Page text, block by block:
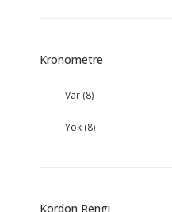
Kronometre
Var (8)
Yok (8)
Kordon Rengi